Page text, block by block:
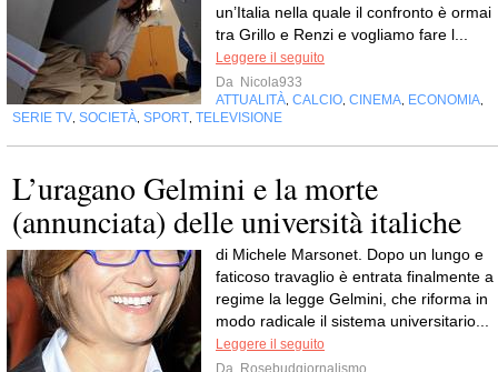
un’Italia nella quale il confronto è ormai
tra Grillo e Renzi e vogliamo fare l...
Leggere il seguito
Da Nicola933
ATTUALITÀ CALCIO CINEMA ECONOMIA
SERIE TV SOCIETÀ SPORT TELEVISIONE
L’uragano Gelmini e la morte
(annunciata) delle università italiche
di Michele Marsonet. Dopo un lungo e
faticoso travaglio è entrata finalmente a
regime la legge Gelmini, che riforma in
modo radicale il sistema universitario...
Leggere il seguito
Da Rosebudgiornalismo